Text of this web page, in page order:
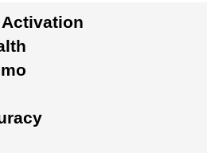
Activation